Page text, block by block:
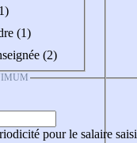
(1)
(2)
pour le salaire saisi